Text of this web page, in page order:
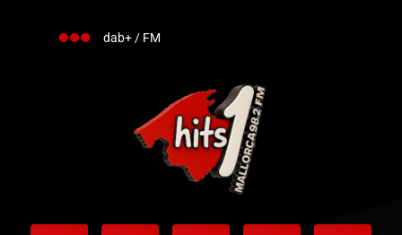
dab+ / FM